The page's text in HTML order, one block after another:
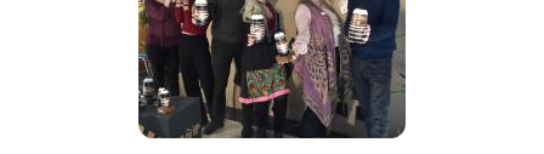
Muestra